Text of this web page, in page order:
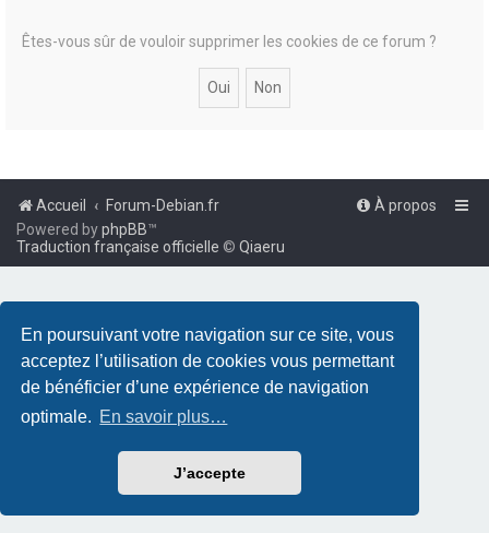
En poursuivant votre navigation sur ce site, vous
acceptez l’utilisation de cookies vous permettant
de bénéficier d’une expérience de navigation
optimale. En savoir plus…
J’accepte
Êtes-vous sûr de vouloir supprimer les cookies de ce forum ?
Accueil Forum-Debian.fr
À propos
Powered byphpBB™
Traduction française officielle © Qiaeru